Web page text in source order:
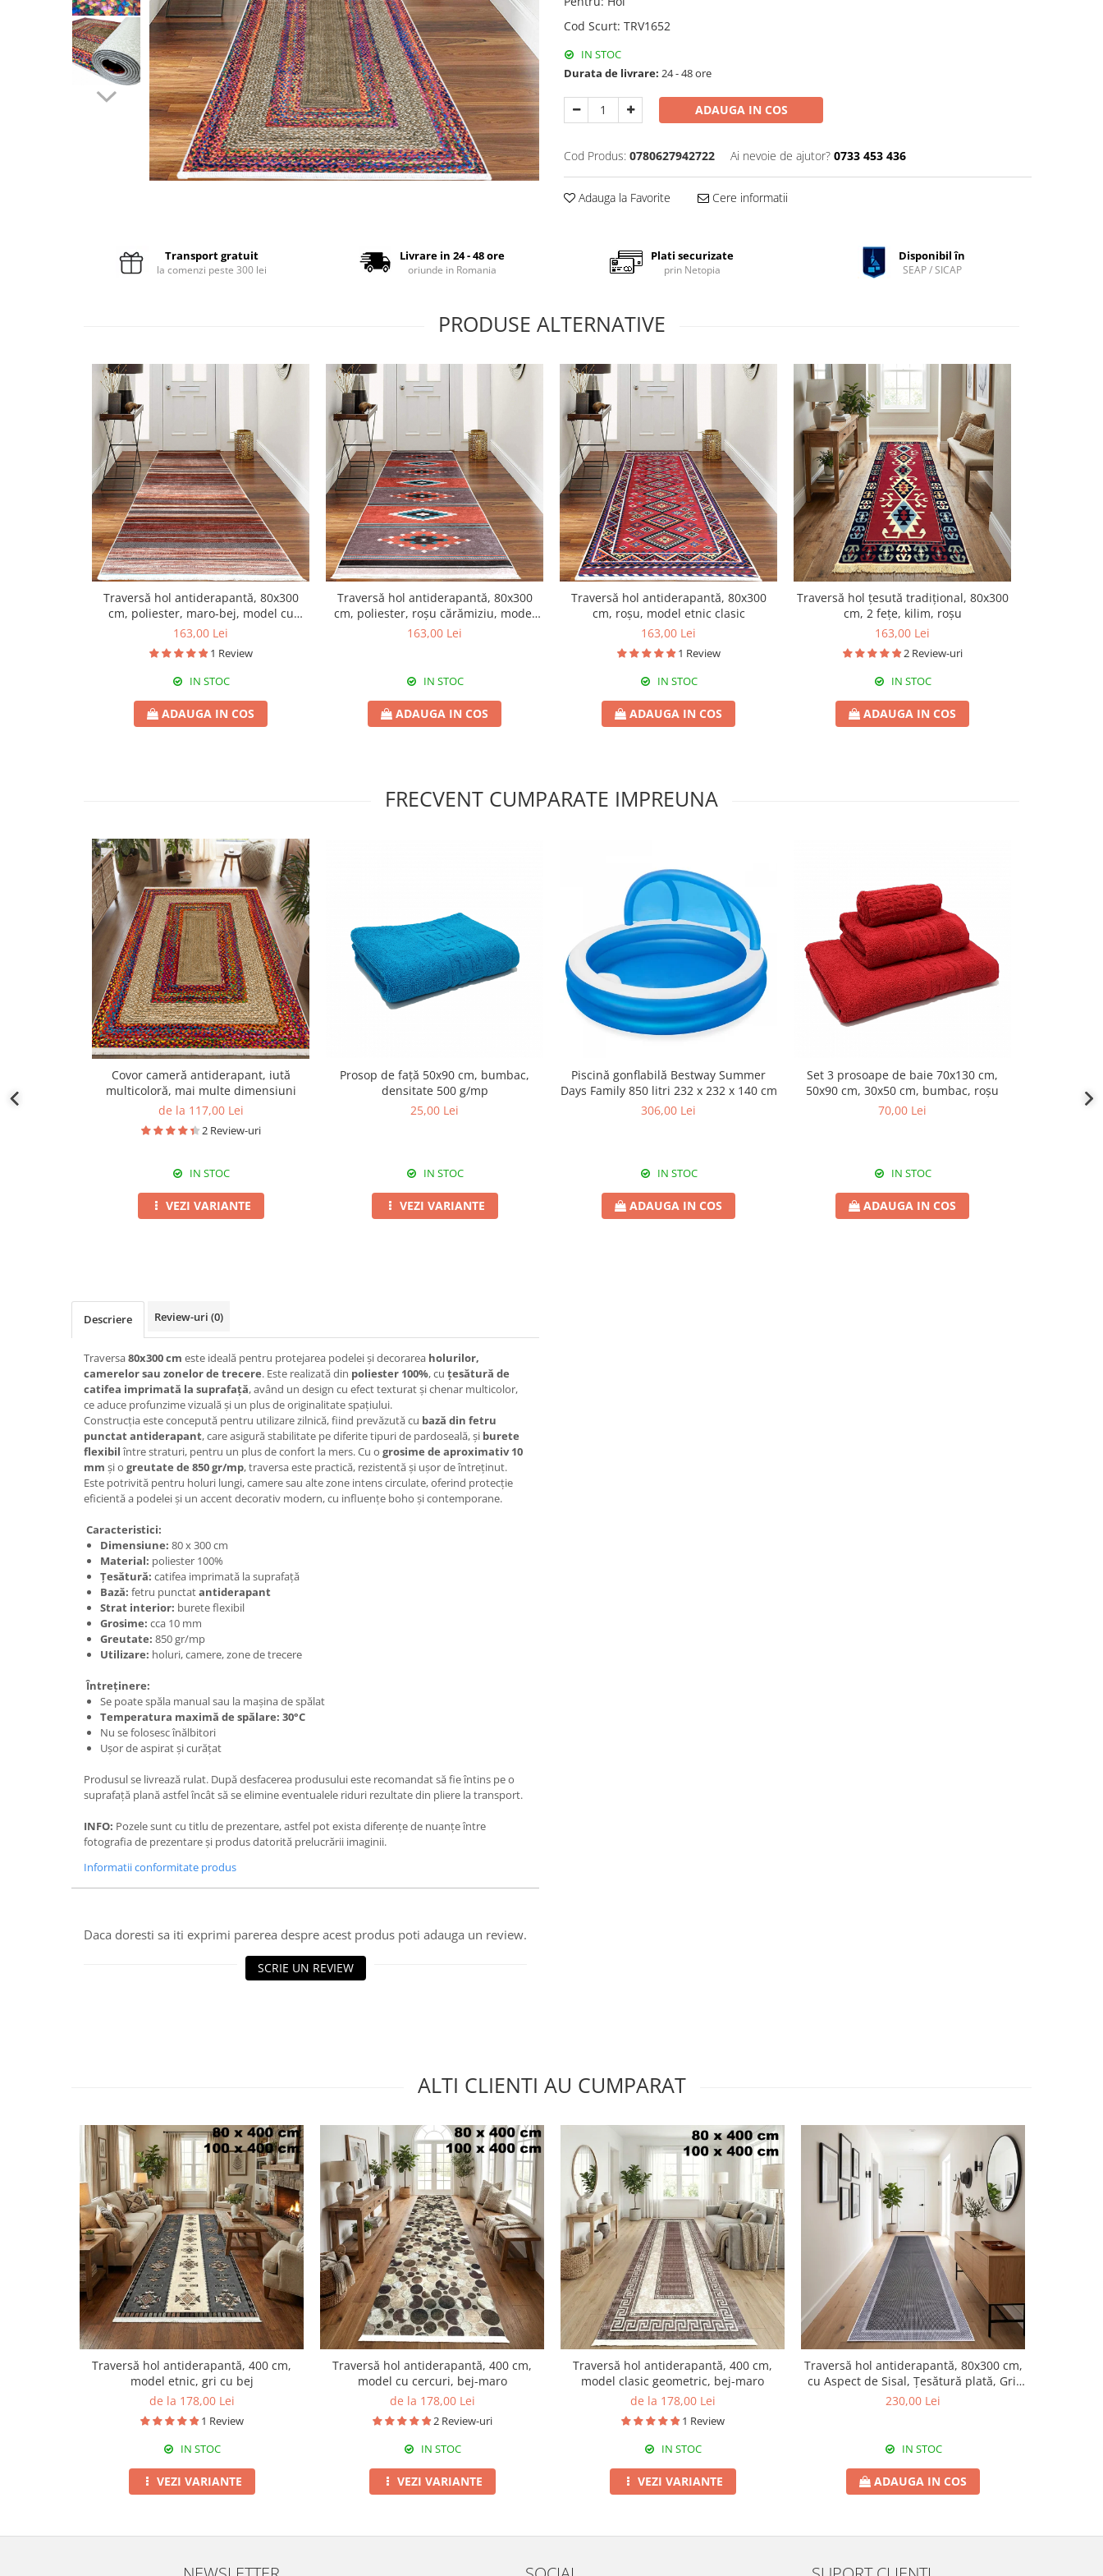
Pilote cu blăniță
Cod Scurt: TRV1652
IN STOC
Durata de livrare: 24 - 48 ore
ADAUGA IN COS
Cod Produs: 0780627942722 Ai nevoie de ajutor? 0733 453 436
Adauga la Favorite Cere informatii
Transport gratuit
la comenzi peste 300 lei
Livrare in 24 - 48 ore
oriunde in Romania
Plati securizate
prin Netopia
Disponibil în
SEAP / SICAP
PRODUSE ALTERNATIVE
Traversă hol antiderapantă, 80x300
cm, poliester, maro-bej, model cu
dungi
163,00 Lei
1 Review
IN STOC
ADAUGA IN COS
Traversă hol antiderapantă, 80x300
cm, poliester, roșu cărămiziu, model
etnic
163,00 Lei
IN STOC
ADAUGA IN COS
Traversă hol antiderapantă, 80x300
cm, roșu, model etnic clasic
163,00 Lei
1 Review
IN STOC
ADAUGA IN COS
Traversă hol țesută tradițional, 80x300
cm, 2 fețe, kilim, roșu
163,00 Lei
2 Review-uri
IN STOC
ADAUGA IN COS
FRECVENT CUMPARATE IMPREUNA
Covor cameră antiderapant, iută
multicoloră, mai multe dimensiuni
de la 117,00 Lei
2 Review-uri
IN STOC
VEZI VARIANTE
Prosop de față 50x90 cm, bumbac,
densitate 500 g/mp
25,00 Lei
IN STOC
VEZI VARIANTE
Piscină gonflabilă Bestway Summer
Days Family 850 litri 232 x 232 x 140 cm
306,00 Lei
IN STOC
ADAUGA IN COS
Set 3 prosoape de baie 70x130 cm,
50x90 cm, 30x50 cm, bumbac, roșu
70,00 Lei
IN STOC
ADAUGA IN COS
50x90
Descriere Review-uri (0)
Traversa80x300 cm este ideală pentru protejarea podelei și decorarea holurilor,
camerelor sau zonelor de trecere. Este realizată din poliester 100%, cu țesătură de
catifea imprimată la suprafață, având un design cu efect texturat și chenar multicolor,
ce aduce profunzime vizuală și un plus de originalitate spațiului.
Construcția este concepută pentru utilizare zilnică, fiind prevăzută cu bază din fetru
punctat antiderapant, care asigură stabilitate pe diferite tipuri de pardoseală, și burete
flexibilîntre straturi, pentru un plus de confort la mers. Cu o grosime de aproximativ 10
mm și o greutate de 850 gr/mp, traversa este practică, rezistentă și ușor de întreținut.
Este potrivită pentru holuri lungi, camere sau alte zone intens circulate, oferind protecție
eficientă a podelei și un accent decorativ modern, cu influențe boho și contemporane.
Caracteristici:
Dimensiune: 80 x 300 cm
Material: poliester 100%
Țesătură: catifea imprimată la suprafață
Bază: fetru punctatantiderapant
Strat interior: burete flexibil
Grosime: cca 10 mm
Greutate: 850 gr/mp
Utilizare: holuri, camere, zone de trecere
Întreținere:
Se poate spăla manual sau la mașina de spălat
Temperatura maximă de spălare: 30°C
Nu se folosesc înălbitori
Ușor de aspirat și curățat
Produsul se livrează rulat. După desfacerea produsului este recomandat să fie întins pe o
suprafață plană astfel încât să se elimine eventualele riduri rezultate din pliere la transport.
INFO: Pozele sunt cu titlu de prezentare, astfel pot exista diferențe de nuanțe între
fotografia de prezentare și produs datorită prelucrării imaginii.
Informatii conformitate produs
Daca doresti sa iti exprimi parerea despre acest produs poti adauga un review.
SCRIE UN REVIEW
ALTI CLIENTI AU CUMPARAT
Traversă hol antiderapantă, 400 cm,
model etnic, gri cu bej
de la 178,00 Lei
1 Review
IN STOC
VEZI VARIANTE
Traversă hol antiderapantă, 400 cm,
model cu cercuri, bej-maro
de la 178,00 Lei
2 Review-uri
IN STOC
VEZI VARIANTE
Traversă hol antiderapantă, 400 cm,
model clasic geometric, bej-maro
de la 178,00 Lei
1 Review
IN STOC
VEZI VARIANTE
Traversă hol antiderapantă, 80x300 cm,
cu Aspect de Sisal, Țesătură plată, Gri,
TRV5032
230,00 Lei
IN STOC
ADAUGA IN COS